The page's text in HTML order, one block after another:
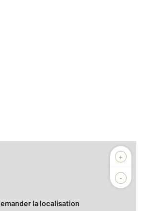
+
-
Biens vendus
Demander la localisation